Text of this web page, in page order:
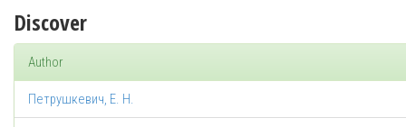
Discover
Author
Петрушкевич, Е. Н.